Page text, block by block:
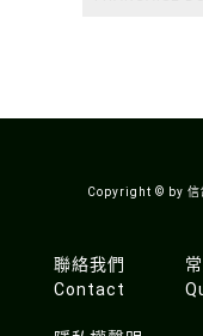
Copyright © by
聯絡我們
Contact